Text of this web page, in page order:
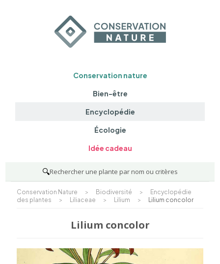
Conservation nature
Bien-être
Encyclopédie
Écologie
Idée cadeau
🔍Rechercher une plante par nom ou critères
Conservation Nature > Biodiversité >
Encyclopédie
des plantes
> Liliaceae > Lilium > Lilium concolor
Lilium concolor